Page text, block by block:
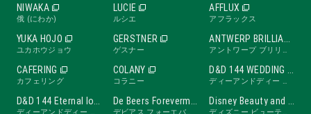
NIWAKA
俄 (にわか)
LUCIE
ルシエ
AFFLUX
アフラックス
YUKA HOJO
ユカホウジョウ
GERSTNER
ゲスナー
ANTWERP BRILLIANT
CAFERING
カフェリング
COLANY
コラニー
D&D 144 WEDDING BAND
D&D 144 Eternal love band De Beers Forevermark Disney Beauty and the Beast -ROSE Line-